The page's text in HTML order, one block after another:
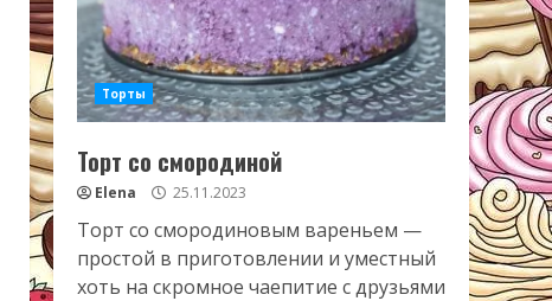
Торты
Торт со смородиной
Elena 25.11.2023
Торт со смородиновым вареньем —
простой в приготовлении и уместный
хоть на скромное чаепитие с друзьями